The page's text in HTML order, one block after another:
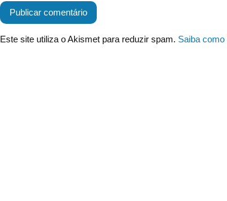
Este site utiliza o Akismet para reduzir spam. Saiba